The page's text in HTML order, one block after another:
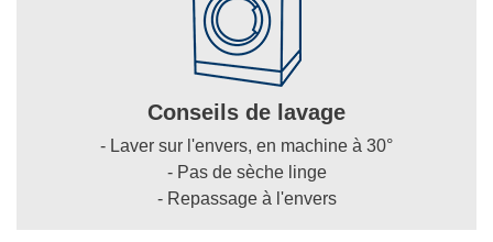
Conseils de lavage
- Laver sur l'envers, en machine à 30°
- Pas de sèche linge
- Repassage à l'envers